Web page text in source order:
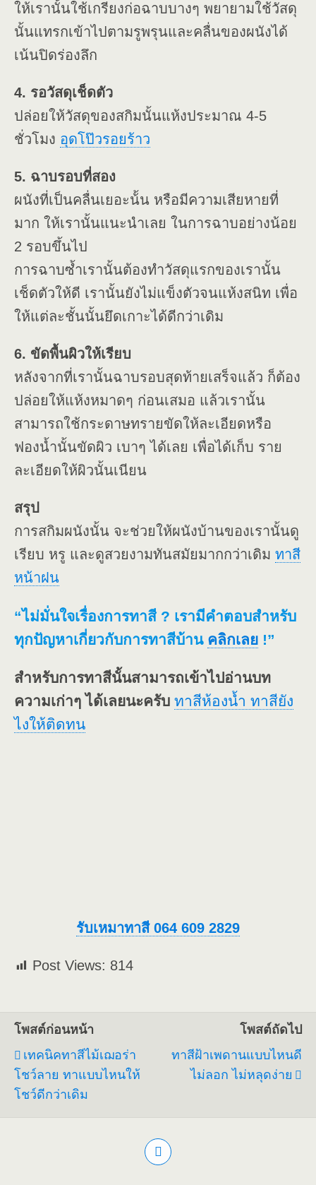
ให้เรานั้นใช้เกรียงก่อฉาบบางๆ พยายามใช้วัสดุ
นั้นแทรกเข้าไปตามรูพรุนและคลื่นของผนังได้
เน้นปิดร่องลึก
4. รอวัสดุเช็ดตัว
ปล่อยให้วัสดุของสกิมนั้นแห้งประมาณ 4-5
ชั่วโมง อุดโป๊วรอยร้าว
5. ฉาบรอบที่สอง
ผนังที่เป็นคลื่นเยอะน้้น หรือมีความเสียหายที่
มาก ให้เรานั้นแนะนำเลย ในการฉาบอย่างน้อย
2 รอบขึ้นไป
การฉาบซ้ำเรานั้นต้องทำวัสดุแรกของเรานั้น
เช็ดตัวให้ดี เรานั้นยังไม่แข็งตัวจนแห้งสนิท เพื่อ
ให้แต่ละชั้นนั้นยึดเกาะได้ดีกว่าเดิม
6. ขัดพื้นผิวให้เรียบ
หลังจากที่เรานั้นฉาบรอบสุดท้ายเสร็จแล้ว ก็ต้อง
ปล่อยให้แห้งหมาดๆ ก่อนเสมอ แล้วเรานั้น
สามารถใช้กระดาษทรายขัดให้ละเอียดหรือ
ฟองน้ำนั้นขัดผิว เบาๆ ได้เลย เพื่อได้เก็บ ราย
ละเอียดให้ผิวนั้นเนียน
สรุป
การสกิมผนังนั้น จะช่วยให้ผนังบ้านของเรานั้นดู
เรียบ หรู และดูสวยงามทันสมัยมากกว่าเดิม ทาสี
หน้าฝน
“ไม่มั่นใจเรื่องการทาสี ? เรามีคำตอบสำหรับ
ทุกปัญหาเกี่ยวกับการทาสีบ้าน คลิกเลย !”
สำหรับการทาสีนั้นสามารถเข้าไปอ่านบท
ความเก่าๆ ได้เลยนะครับ ทาสีห้องน้ำ ทาสียัง
ไงให้ติดทน
รับเหมาทาสี 064 609 2829
Post Views: 814
โพสต์ก่อนหน้า
เทคนิคทาสีไม้เฌอร่า
โชว์ลาย ทาแบบไหนให้
โชว์ดีกว่าเดิม
โพสต์ถัดไป
ทาสีฝ้าเพดานแบบไหนดี
ไม่ลอก ไม่หลุดง่าย